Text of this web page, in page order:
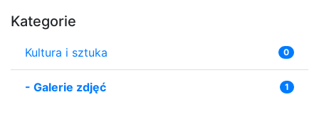
Kategorie
Kultura i sztuka 0
- Galerie zdjęć 1